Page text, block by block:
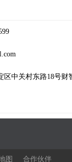
区中关村东路18号财
图 合作伙伴